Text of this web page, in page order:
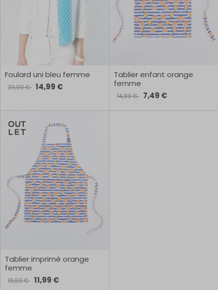
Foulard uni bleu femme
29,99 € 14,99 €
Tablier enfant orange
femme
14,99 € 7,49 €
Tablier imprimé orange
femme
19,99 € 11,99 €